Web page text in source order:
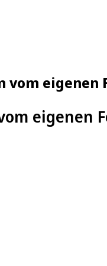
vom
eigenen